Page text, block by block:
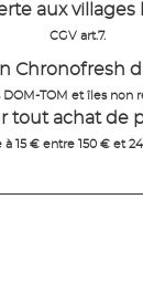
aux
CGV art.7.
Chronofresh
DOM-TOM et îles non
tout achat de
15 € entre 150 € et